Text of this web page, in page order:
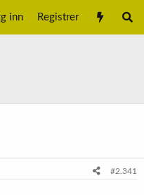
inn Registrer
#2.341